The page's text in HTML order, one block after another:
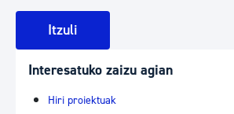
Itzuli
Interesatuko zaizu agian
Hiri proiektuak